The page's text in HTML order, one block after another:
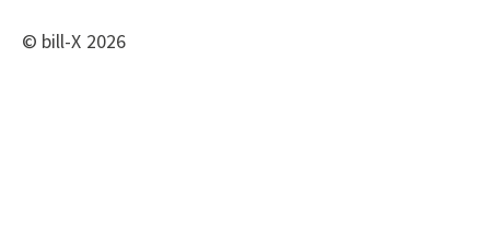
© bill-X 2026